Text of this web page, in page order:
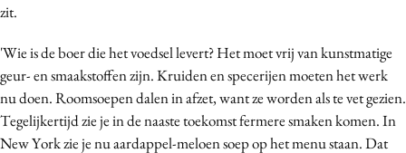
zit.
'Wie is de boer die het voedsel levert? Het moet vrij van kunstmatige
geur- en smaakstoffen zijn. Kruiden en specerijen moeten het werk
nu doen. Roomsoepen dalen in afzet, want ze worden als te vet gezien.
Tegelijkertijd zie je in de naaste toekomst fermere smaken komen. In
New York zie je nu aardappel-meloen soep op het menu staan. Dat